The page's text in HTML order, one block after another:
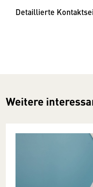
Detaillierte
Weitere